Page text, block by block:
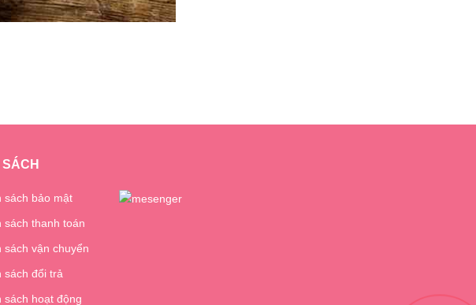
sách bảo mật
sách thanh toán
sách vận chuyển
sách đổi trả
sách hoạt động